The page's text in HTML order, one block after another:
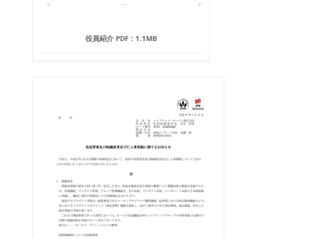
役員紹介 PDF：1.1MB